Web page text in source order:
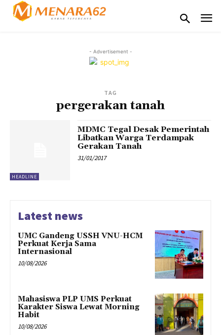
- Advertisement -
TAG
pergerakan tanah
HEADLINE
MDMC Tegal Desak Pemerintah
Libatkan Warga Terdampak
Gerakan Tanah
31/01/2017
Latest news
UMC Gandeng USSH VNU-HCM
Perkuat Kerja Sama
Internasional
10/08/2026
Mahasiswa PLP UMS Perkuat
Karakter Siswa Lewat Morning
Habit
10/08/2026